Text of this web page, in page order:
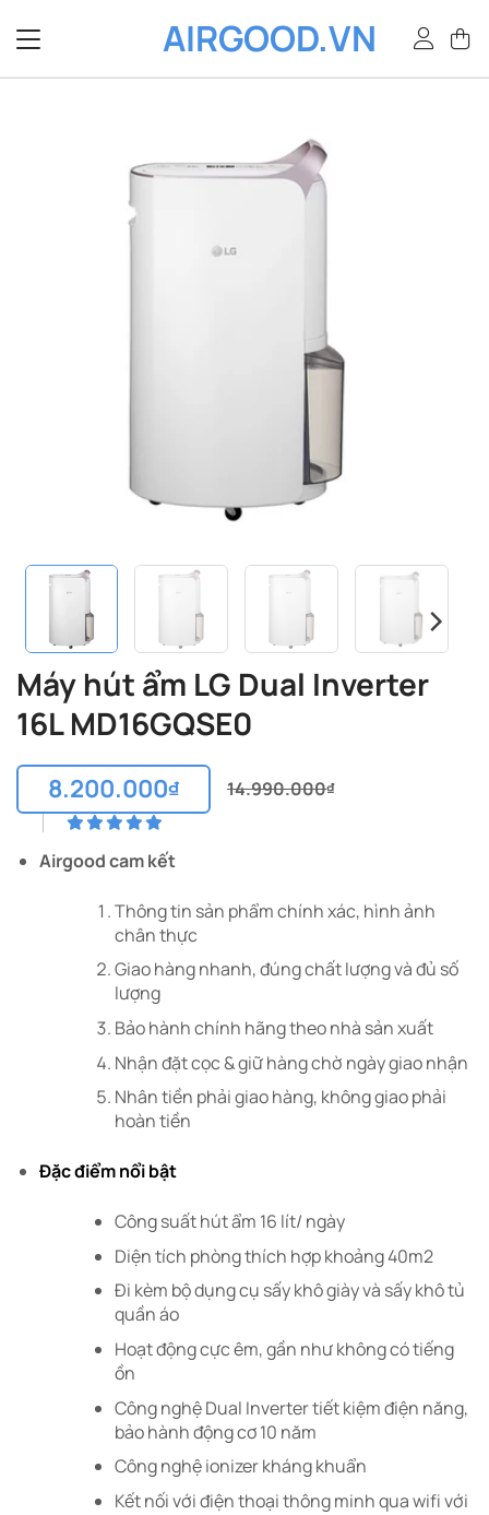
qua
dung
AIRGOOD.VN
Máy hút ẩm LG Dual Inverter
16L MD16GQSE0
14.990.000₫
Giá
gốc
là:
14.990.000₫.
8.200.000₫
Giá
hiện
tại
là:
8.200.000₫.
Airgood cam kết
Thông tin sản phẩm chính xác, hình ảnh
chân thực
Giao hàng nhanh, đúng chất lượng và đủ số
lượng
Bảo hành chính hãng theo nhà sản xuất
Nhận đặt cọc & giữ hàng chờ ngày giao nhận
Nhân tiền phải giao hàng, không giao phải
hoàn tiền
Đặc điểm nổi bật
Công suất hút ẩm 16 lít/ ngày
Diện tích phòng thích hợp khoảng 40m2
Đi kèm bộ dụng cụ sấy khô giày và sấy khô tủ
quần áo
Hoạt động cực êm, gần như không có tiếng
ồn
Công nghệ Dual Inverter tiết kiệm điện năng,
bảo hành động cơ 10 năm
Công nghệ ionizer kháng khuẩn
Kết nối với điện thoại thông minh qua wifi với